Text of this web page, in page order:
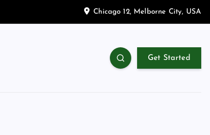
Chicago 12, Melborne City, USA
Get Started